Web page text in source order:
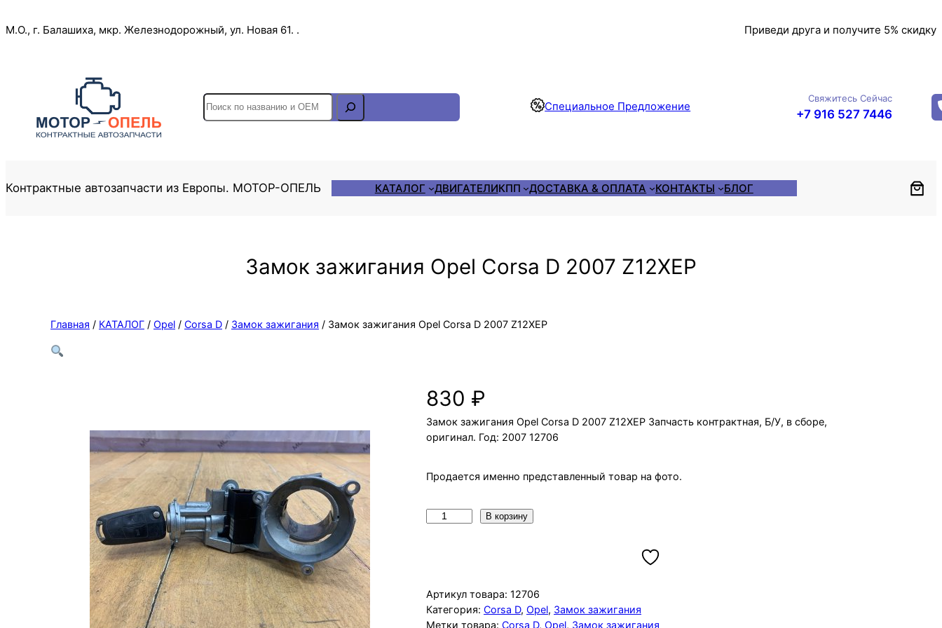
к
М.О., г. Балашиха, мкр. Железнодорожный, ул. Новая 61. . Приведи друга и получите 5% скидку
S
e
h
Специальное Предложение
Свяжитесь Сейчас
+7 916 527 7446
Контрактные автозапчасти из Европы. МОТОР-ОПЕЛЬ КАТАЛОГ ДВИГАТЕЛИКПП ДОСТАВКА & ОПЛАТА КОНТАКТЫ БЛОГ
Замок зажигания Opel Corsa D 2007 Z12XEP
Главная / КАТАЛОГ / Opel / Corsa D / Замок зажигания / Замок зажигания Opel Corsa D 2007 Z12XEP
830 ₽
Замок зажигания Opel Corsa D 2007 Z12XEP Запчасть контрактная, Б/У, в сборе,
оригинал. Год: 2007 12706
Продается именно представленный товар на фото.
ч
е
В корзину
Артикул товара: 12706
Категория: Corsa D, Opel, Замок зажигания
Метки товара: Corsa D, Opel, Замок зажигания